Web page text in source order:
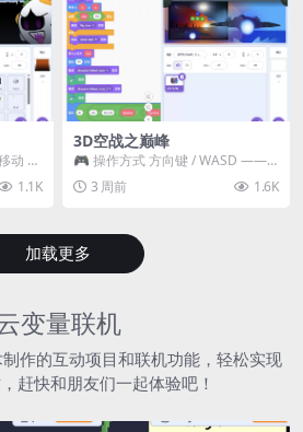
动 &
1.1K
3D空战之巅峰
🎮 操作方式 方向键 / WASD ——
移动 Z / K —— 射击 / 攻击...
3 周前 1.6K
加载更多
变量联机
作的互动项目和联机功能，轻松实现
赶快和朋友们一起体验吧！